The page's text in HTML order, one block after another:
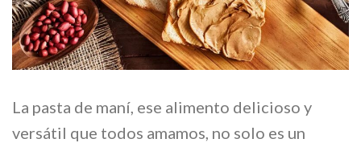
La pasta de maní, ese alimento delicioso y
versátil que todos amamos, no solo es un